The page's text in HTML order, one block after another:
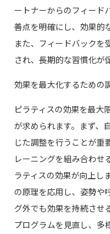
ートナーからのフィード
善点を明確にし、効果的
また、フィードバックを
され、長期的な習慣化が
効果を最大化するための
ピラティスの効果を最大
が求められます。まず、
じた調整を行うことが重
レーニングを組み合わせ
ラティスの効果が向上し
の原理を応用し、姿勢や
グ外でも効果を持続させ
プログラムを見直し、多